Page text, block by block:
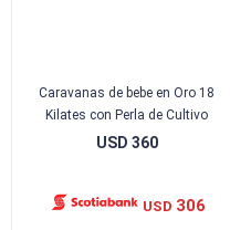
Caravanas de bebe en Oro 18
Kilates con Perla de Cultivo
USD 360
USD 306